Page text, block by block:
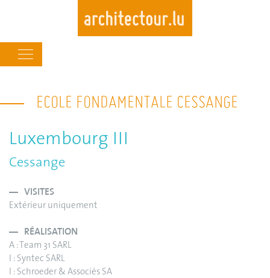
main
navigation
ECOLE FONDAMENTALE CESSANGE
Luxembourg III
Cessange
VISITES
Extérieur uniquement
RÉALISATION
A : Team 31 SARL
I : Syntec SARL
I : Schroeder & Associés SA